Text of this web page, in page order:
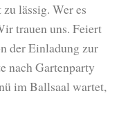
lässig. Wer es
trauen uns. Feiert
der Einladung zur
nach Gartenparty
im Ballsaal wartet,